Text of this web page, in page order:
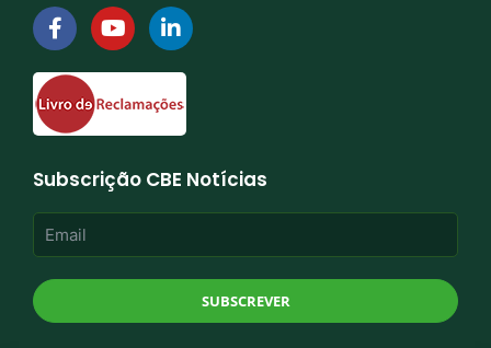
F
a
c
e
b
o
k
-
f
Y
o
u
t
u
L
i
n
k
e
n
-
i
Subscrição CBE Notícias
SUBSCREVER